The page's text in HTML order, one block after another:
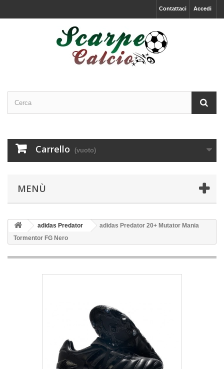
Accedi
Contattaci
Carrello (vuoto)
MENÙ
adidas Predator
adidas Predator 20+ Mutator Mania
Tormentor FG Nero